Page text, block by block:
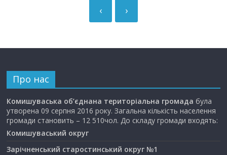
›
‹
Про нас
Комишуваська об’єднана територіальна громада була
утворена 09 серпня 2016 року. Загальна кількість населення
громади становить – 12 510чол. До складу громади входять:
Комишуваський округ
Зарічненський старостинський округ №1